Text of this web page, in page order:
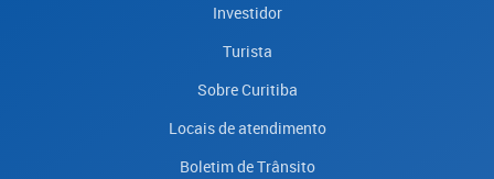
Investidor
Turista
Sobre Curitiba
Locais de atendimento
Boletim de Trânsito